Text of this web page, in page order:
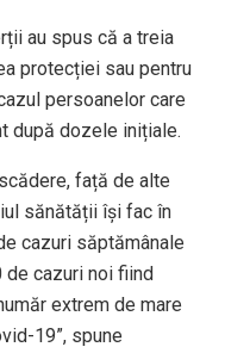
au spus că a treia
protecției sau pentru
persoanelor care
după dozele inițiale.
față de alte
sănătății își fac în
cazuri săptămânale
de cazuri noi fiind
extrem de mare
19”, spune